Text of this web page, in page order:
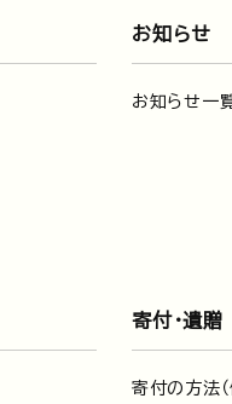
お知らせ
お知らせ一
寄付・遺贈
寄付の方法（